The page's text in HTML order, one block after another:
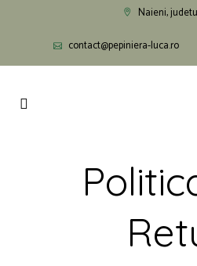
Naieni,
contact@pepiniera-luca.ro